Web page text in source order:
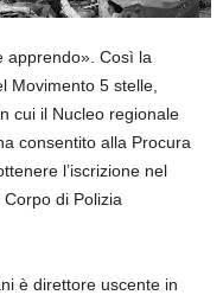
apprendo». Così la
Movimento 5 stelle,
cui il Nucleo regionale
consentito alla Procura
l’iscrizione nel
di Polizia
è direttore uscente in